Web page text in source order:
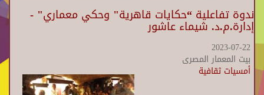
ندوة تفاعلية “حكايات قاهرية" وحكي معماري" -
إدارة.م.د. شيماء عاشور
2023-07-22
بيت المعمار المصرى
أمسيات ثقافية